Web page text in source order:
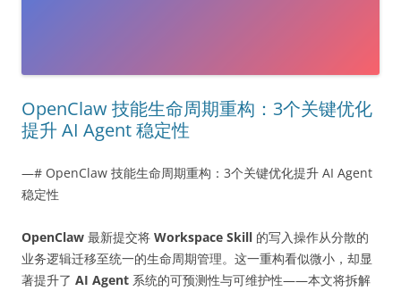
OpenClaw 技能生命周期重构：3个关键优化
提升 AI Agent 稳定性
—# OpenClaw 技能生命周期重构：3个关键优化提升 AI Agent
稳定性
OpenClaw 最新提交将 Workspace Skill 的写入操作从分散的
业务逻辑迁移至统一的生命周期管理。这一重构看似微小，却显
著提升了 AI Agent 系统的可预测性与可维护性——本文将拆解